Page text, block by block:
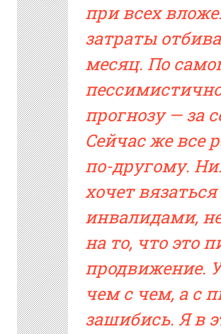
при всех
затраты
месяц. По
прогнозу — за
Сейчас же все
по-другому.
хочет вязаться
инвалидами,
на то, что это
продвижение.
чем с чем, а с
зашибись. Я в